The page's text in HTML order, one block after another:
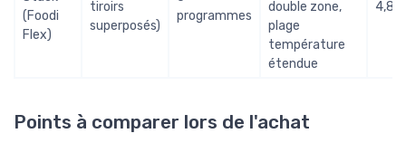
(Foodi
Flex)
tiroirs
superposés)
programmes
double zone,
plage
température
étendue
4,8/
Points à comparer lors de l'achat